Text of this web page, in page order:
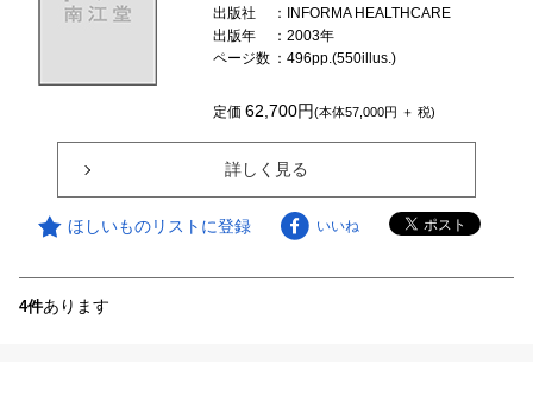
出版社
：INFORMA HEALTHCARE
出版年
：2003年
ページ数 ：496pp.(550illus.)
定価62,700円(本体57,000円 ＋ 税)
詳しく見る
ほしいものリストに登録 いいね
4件あります